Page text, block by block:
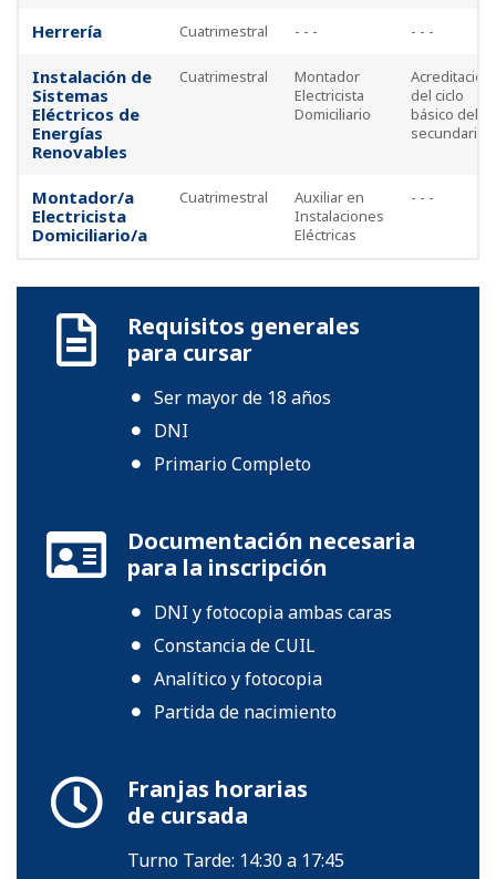
Herrería Cuatrimestral - - - - - -
Instalación de
Sistemas
Eléctricos de
Energías
Renovables
Cuatrimestral
Montador
Electricista
Domiciliario
Acreditación
del ciclo
básico del
secundario
Montador/a
Electricista
Domiciliario/a
Cuatrimestral
Auxiliar en
Instalaciones
Eléctricas
- - -
Requisitos generales
para cursar
Ser mayor de 18 años
DNI
Primario Completo
Documentación necesaria
para la inscripción
DNI y fotocopia ambas caras
Constancia de CUIL
Analítico y fotocopia
Partida de nacimiento
Franjas horarias
de cursada
Turno Tarde: 14:30 a 17:45